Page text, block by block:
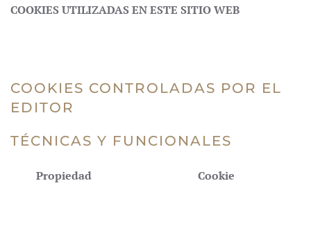
COOKIES UTILIZADAS EN ESTE SITIO WEB
COOKIES CONTROLADAS POR EL
EDITOR
TÉCNICAS Y FUNCIONALES
Propiedad Cookie